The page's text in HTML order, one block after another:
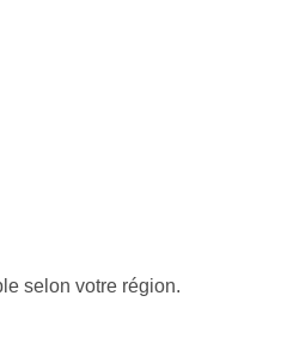
selon votre région.